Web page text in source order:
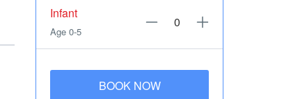
Infant
Age 0-5
BOOK NOW